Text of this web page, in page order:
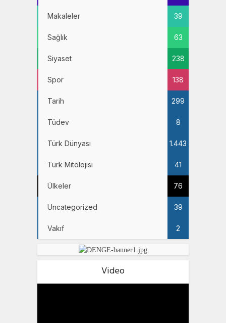
Makaleler 39
Sağlık 63
Siyaset 238
Spor 138
Tarih 299
Tüdev 8
Türk Dünyası 1.443
Türk Mitolojisi 41
Ülkeler 76
Uncategorized 39
Vakıf 2
Video